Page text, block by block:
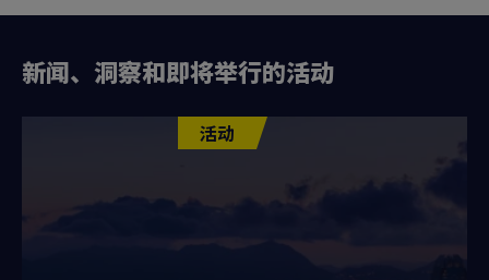
新闻、洞察和即将举行的活动
活动